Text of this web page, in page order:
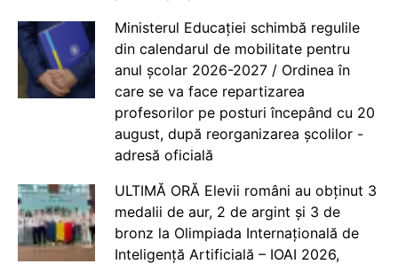
Ministerul Educației schimbă regulile
din calendarul de mobilitate pentru
anul școlar 2026-2027 / Ordinea în
care se va face repartizarea
profesorilor pe posturi începând cu 20
august, după reorganizarea școlilor -
adresă oficială
ULTIMĂ ORĂ Elevii români au obținut 3
medalii de aur, 2 de argint și 3 de
bronz la Olimpiada Internațională de
Inteligență Artificială – IOAI 2026,